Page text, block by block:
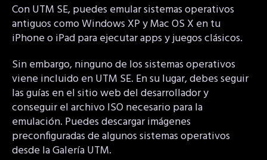
Con UTM SE, puedes emular sistemas operativos
antiguos como Windows XP y Mac OS X en tu
iPhone o iPad para ejecutar apps y juegos clásicos.
Sin embargo, ninguno de los sistemas operativos
viene incluido en UTM SE. En su lugar, debes seguir
las guías en el sitio web del desarrollador y
conseguir el archivo ISO necesario para la
emulación. Puedes descargar imágenes
preconfiguradas de algunos sistemas operativos
desde la Galería UTM.